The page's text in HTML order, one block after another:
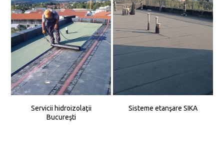
Servicii hidroizolaţii
Bucureşti
Sisteme etanşare SIKA